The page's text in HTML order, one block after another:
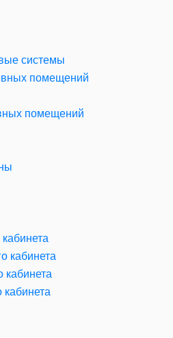
системы
помещений
помещений
кабинета
кабинета